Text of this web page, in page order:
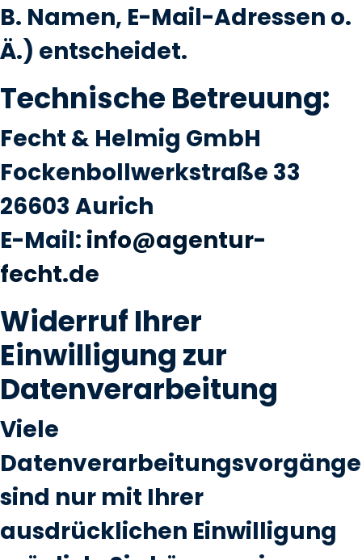
B. Namen, E-Mail-Adressen o.
Ä.) entscheidet.
Technische Betreuung:
Fecht & Helmig GmbH
Fockenbollwerkstraße 33
26603 Aurich
E-Mail: info@agentur-
fecht.de
Widerruf Ihrer
Einwilligung zur
Datenverarbeitung
Viele
Datenverarbeitungsvorgänge
sind nur mit Ihrer
ausdrücklichen Einwilligung